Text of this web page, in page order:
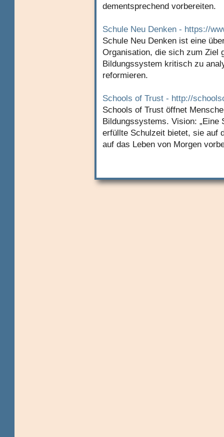
dementsprechend vorbereiten.
Schule Neu Denken - https://
Schule Neu Denken ist eine
Organisation, die sich zum Ziel
Bildungssystem kritisch zu
reformieren.
Schools of Trust - http://
Schools of Trust öffnet
Bildungssystems. Vision: „Eine
erfüllte Schulzeit bietet, sie auf
auf das Leben von Morgen